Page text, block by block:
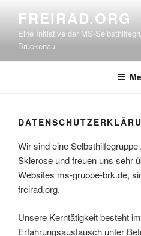
springen
FREIRAD.ORG
Eine Initiative der MS-
Brückenau
Wir sind eine
Sklerose und freuen uns sehr
Websites ms-gruppe-brk.de,
freirad.org.
Unsere Kerntätigkeit besteht
Erfahrungsaustausch unter